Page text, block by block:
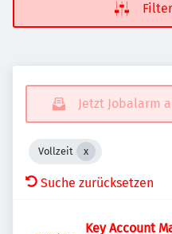
Jetzt Jobalarm
Vollzeit
Suche zurücksetzen